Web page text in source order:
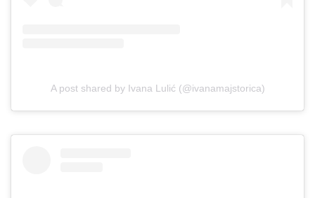
A post shared by Ivana Lulić (@ivanamajstorica)